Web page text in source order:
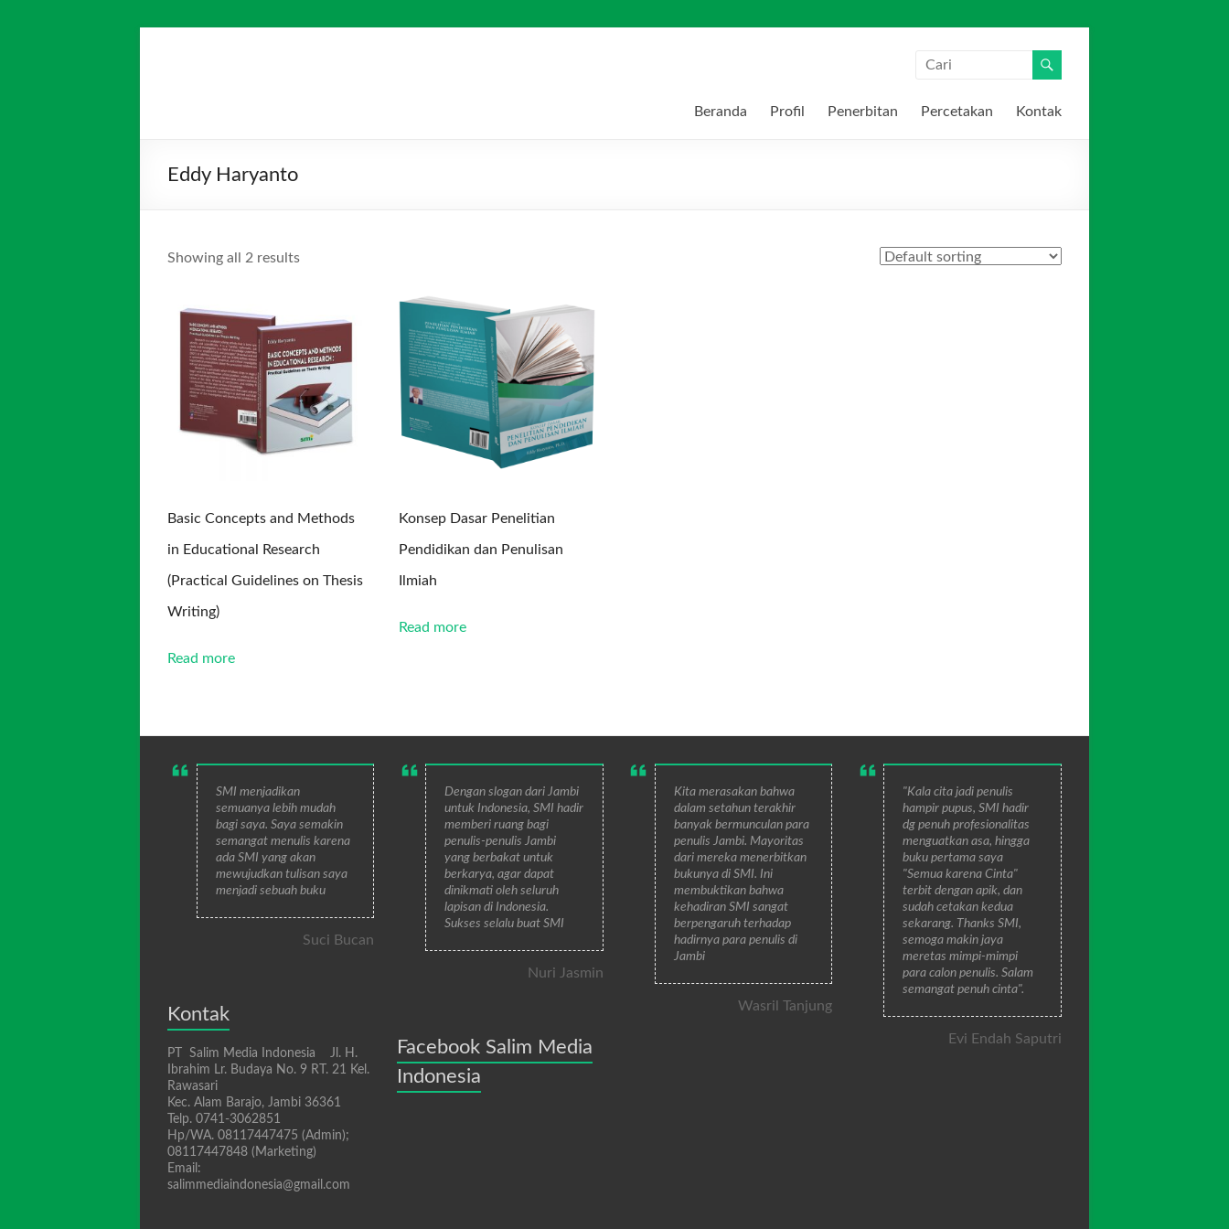
Beranda Profil Penerbitan Percetakan Kontak
Eddy Haryanto
Showing all 2 results
Basic Concepts and Methods
in Educational Research
(Practical Guidelines on Thesis
Writing)
Read more
Konsep Dasar Penelitian
Pendidikan dan Penulisan
Ilmiah
Read more
SMI menjadikan
semuanya lebih mudah
bagi saya. Saya semakin
semangat menulis karena
ada SMI yang akan
mewujudkan tulisan saya
menjadi sebuah buku
Suci Bucan
Kontak
PT Salim Media Indonesia Jl. H.
Ibrahim Lr. Budaya No. 9 RT. 21 Kel.
Rawasari
Kec. Alam Barajo, Jambi 36361
Telp. 0741-3062851
Hp/WA. 08117447475 (Admin);
08117447848 (Marketing)
Email:
salimmediaindonesia@gmail.com
Dengan slogan dari Jambi
untuk Indonesia, SMI hadir
memberi ruang bagi
penulis-penulis Jambi
yang berbakat untuk
berkarya, agar dapat
dinikmati oleh seluruh
lapisan di Indonesia.
Sukses selalu buat SMI
Nuri Jasmin
Facebook Salim Media
Indonesia
Kita merasakan bahwa
dalam setahun terakhir
banyak bermunculan para
penulis Jambi. Mayoritas
dari mereka menerbitkan
bukunya di SMI. Ini
membuktikan bahwa
kehadiran SMI sangat
berpengaruh terhadap
hadirnya para penulis di
Jambi
Wasril Tanjung
"Kala cita jadi penulis
hampir pupus, SMI hadir
dg penuh profesionalitas
menguatkan asa, hingga
buku pertama saya
"Semua karena Cinta"
terbit dengan apik, dan
sudah cetakan kedua
sekarang. Thanks SMI,
semoga makin jaya
meretas mimpi-mimpi
para calon penulis. Salam
semangat penuh cinta".
Evi Endah Saputri